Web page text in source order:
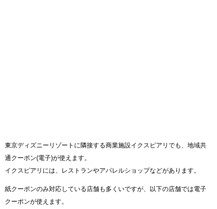
東京ディズニーリゾートに隣接する商業施設イクスピアリでも、地域共
通クーポン(電子)が使えます。
イクスピアリには、レストランやアパレルショップなどがあります。
紙クーポンのみ対応している店舗も多くいですが、以下の店舗では電子
クーポンが使えます。